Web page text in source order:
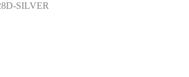
SILVER